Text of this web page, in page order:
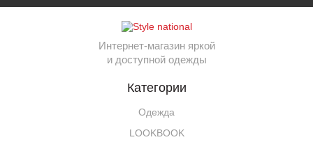
Интернет-магазин яркой
и доступной одежды
Категории
Одежда
LOOKBOOK